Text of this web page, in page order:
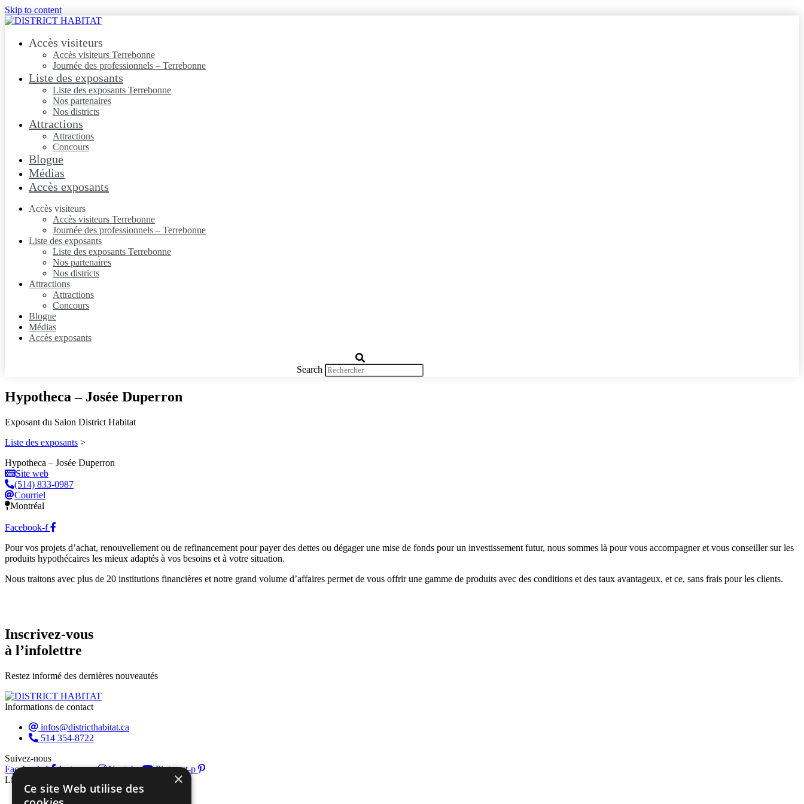
Skip to content
Accès visiteurs
Accès visiteurs Terrebonne
Journée des professionnels – Terrebonne
Liste des exposants
Liste des exposants Terrebonne
Nos partenaires
Nos districts
Attractions
Attractions
Concours
Blogue
Médias
Accès exposants
Accès visiteurs
Accès visiteurs Terrebonne
Journée des professionnels – Terrebonne
Liste des exposants
Liste des exposants Terrebonne
Nos partenaires
Nos districts
Attractions
Attractions
Concours
Blogue
Médias
Accès exposants
Search
Hypotheca – Josée Duperron
Exposant du Salon District Habitat
Liste des exposants >
Hypotheca – Josée Duperron
Site web
(514) 833-0987
Courriel
Montréal
Facebook-f
Pour vos projets d’achat, renouvellement ou de refinancement pour payer des dettes ou dégager une mise de fonds pour un investissement futur, nous sommes là pour vous accompagner et vous conseiller sur les
produits hypothécaires les mieux adaptés à vos besoins et à votre situation.
Nous traitons avec plus de 20 institutions financières et notre grand volume d’affaires permet de vous offrir une gamme de produits avec des conditions et des taux avantageux, et ce, sans frais pour les clients.
Inscrivez-vous
à l’infolettre
Restez informé des dernières nouveautés
Informations de contact
infos@districthabitat.ca
514 354-8722
Suivez-nous
Facebook-f
Instagram Youtube
Pinterest-p
Liens rapides
À propos
×
Ce site Web utilise des